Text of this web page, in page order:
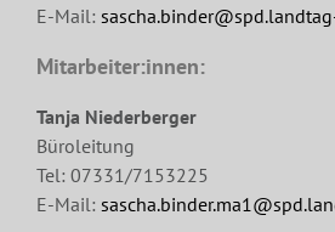
E-Mail:
Mitarbeiter:innen:
Tanja Niederberger
Büroleitung
Tel: 07331/7153225
E-Mail: